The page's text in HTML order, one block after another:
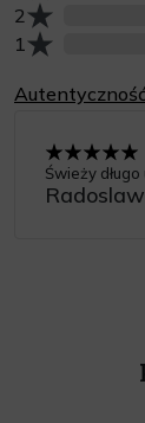
Liczba opinii z
1
Liczba opinii z
2
Świeży
Radoslaw